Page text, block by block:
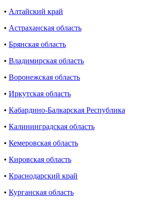
• Алтайский край
• Астраханская область
• Брянская область
• Владимирская область
• Воронежская область
• Иркутская область
• Кабардино-Балкарская Республика
• Калининградская область
• Кемеровская область
• Кировская область
• Краснодарский край
• Курганская область